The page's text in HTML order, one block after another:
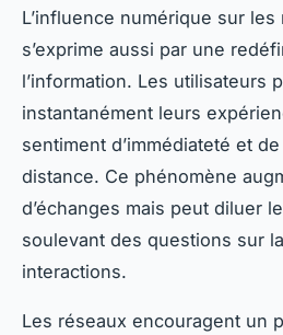
L’influence numérique sur
s’exprime aussi par une
l’information. Les utilisateurs
instantanément leurs
sentiment d’immédiateté et
distance. Ce phénomène
d’échanges mais peut diluer
soulevant des questions sur
interactions.
Les réseaux encouragent un